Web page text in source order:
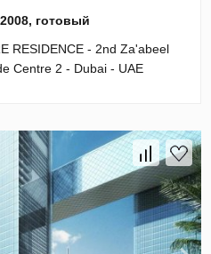
готовый
RESIDENCE - 2nd Za'abeel
Centre 2 - Dubai - UAE